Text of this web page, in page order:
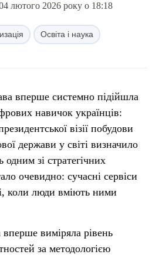
лютого 2026 року о 18:18
Освіта і наука
вперше системно підійшла
навичок українців:
візії побудови
держави у світі визначило
одним зі стратегічних
очевидно: сучасні сервіси
коли люди вміють ними
виміряла рівень
за методологією